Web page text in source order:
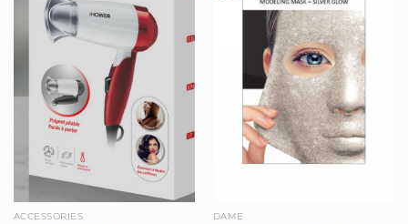
ACCESSORIES DAME